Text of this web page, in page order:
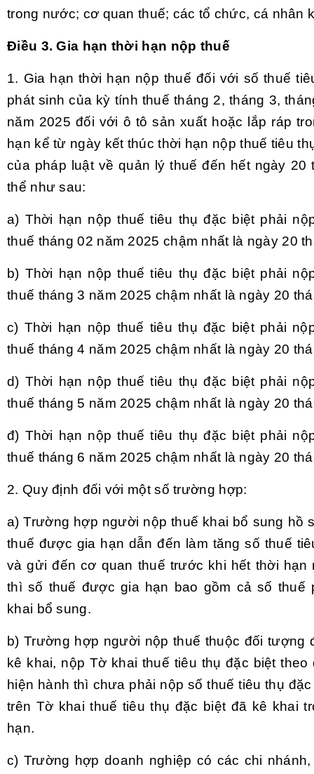
trong nước; cơ quan thuế; các tổ chức, cá nhân
Điều 3. Gia hạn thời hạn nộp thuế
1. Gia hạn thời hạn nộp thuế đối với số thuế
phát sinh của kỳ tính thuế tháng 2, tháng 3,
năm 2025 đối với ô tô sản xuất hoặc lắp ráp
hạn kể từ ngày kết thúc thời hạn nộp thuế tiêu
của pháp luật về quản lý thuế đến hết ngày 20
thể như sau:
a) Thời hạn nộp thuế tiêu thụ đặc biệt phải
thuế tháng 02 năm 2025 chậm nhất là ngày 20
b) Thời hạn nộp thuế tiêu thụ đặc biệt phải
thuế tháng 3 năm 2025 chậm nhất là ngày 20
c) Thời hạn nộp thuế tiêu thụ đặc biệt phải
thuế tháng 4 năm 2025 chậm nhất là ngày 20
d) Thời hạn nộp thuế tiêu thụ đặc biệt phải
thuế tháng 5 năm 2025 chậm nhất là ngày 20
đ) Thời hạn nộp thuế tiêu thụ đặc biệt phải
thuế tháng 6 năm 2025 chậm nhất là ngày 20
2. Quy định đối với một số trường hợp:
a) Trường hợp người nộp thuế khai bổ sung hồ
thuế được gia hạn dẫn đến làm tăng số thuế
và gửi đến cơ quan thuế trước khi hết thời hạn
thì số thuế được gia hạn bao gồm cả số thuế
khai bổ sung.
b) Trường hợp người nộp thuế thuộc đối tượng
kê khai, nộp Tờ khai thuế tiêu thụ đặc biệt
hiện hành thì chưa phải nộp số thuế tiêu thụ
trên Tờ khai thuế tiêu thụ đặc biệt đã kê khai
hạn.
c) Trường hợp doanh nghiệp có các chi